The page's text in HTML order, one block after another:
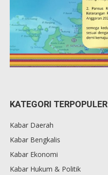
KATEGORI TERPOPULER
Kabar Daerah
Kabar Bengkalis
Kabar Ekonomi
Kabar Hukum & Politik